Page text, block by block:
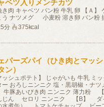
ベツ入りメンチカツ
き肉 キャベツ パン粉 牛乳 卵 【Ａ】
う ナツメグ 小麦粉 溶き卵 パン粉
分
375kcal
パーズパイ（ひき肉とマッ
ン）
ッシュポテト】 じゃがいも 牛乳 ミ
ー おろしニンニク 塩・黒胡椒・ナツ
牛豚あいびき肉 ニンニク 薄力
じん セロリ ニンニク 【B】 ダ